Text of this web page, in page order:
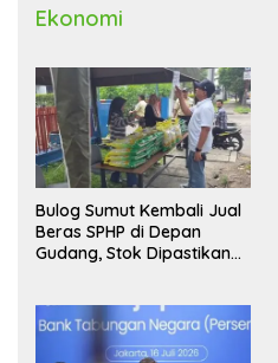
Ekonomi
Bulog Sumut Kembali Jual
Beras SPHP di Depan
Gudang, Stok Dipastikan